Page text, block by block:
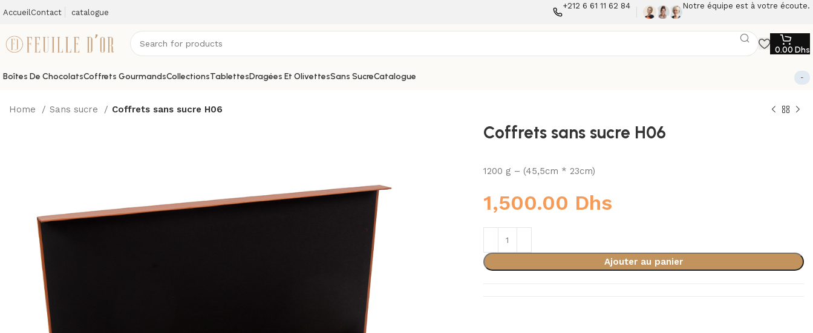
Accueil Contact catalogue
+212 6 61 11 62 84 Notre équipe est à votre écoute.
0.00 Dhs
Boîtes De ChocolatsCoffrets GourmandsCollectionsTablettesDragées Et OlivettesSans SucreCatalogue -
Home Sans sucre Coffrets sans sucre H06
Coffrets sans sucre H06
1200 g – (45,5cm * 23cm)
1,500.00 Dhs
Ajouter au panier